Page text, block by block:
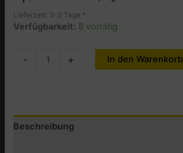
Lieferzeit: 3-5 Tage *
Verfügbarkeit: 8 vorrätig
-
A,Z
Menge
+ In den Warenkorb
Beschreibung